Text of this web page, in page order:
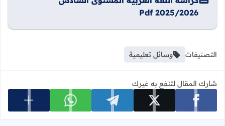
2025/2026 Pdf
التصنيفات وسائل تعليمية
شارك المقال لتنفع به غيرك
شارك على facebook شارك على x شارك على telegram شارك على whatsapp عرض